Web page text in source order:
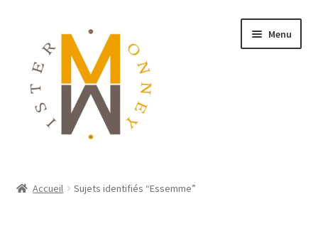
Menu
Accueil Sujets identifiés “Essemme”